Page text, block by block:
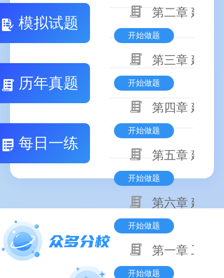
模拟试题
历年真题
每日一练
第二章 建设
开始做题
第三章 建设
开始做题
第四章 建设
开始做题
第五章 建设
开始做题
第六章 建设
开始做题
第一章 工程
开始做题